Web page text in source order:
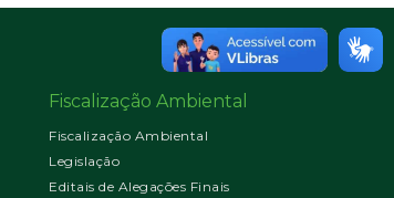
Fiscalização Ambiental
Fiscalização Ambiental
Legislação
Editais de Alegações Finais